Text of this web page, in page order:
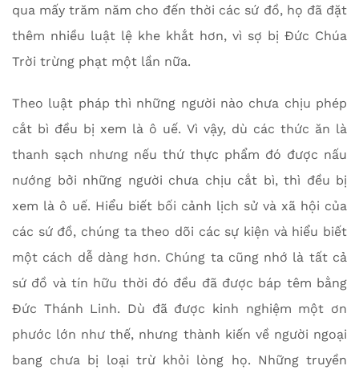
qua mấy trăm năm cho đến thời các sứ đồ, họ đã đặt
thêm nhiều luật lệ khe khắt hơn, vì sợ bị Đức Chúa
Trời trừng phạt một lần nữa.
Theo luật pháp thì những người nào chưa chịu phép
cắt bì đều bị xem là ô uế. Vì vậy, dù các thức ăn là
thanh sạch nhưng nếu thứ thực phẩm đó được nấu
nướng bởi những người chưa chịu cắt bì, thì đều bị
xem là ô uế. Hiểu biết bối cảnh lịch sử và xã hội của
các sứ đồ, chúng ta theo dõi các sự kiện và hiểu biết
một cách dễ dàng hơn. Chúng ta cũng nhớ là tất cả
sứ đồ và tín hữu thời đó đều đã được báp têm bằng
Đức Thánh Linh. Dù đã được kinh nghiệm một ơn
phước lớn như thế, nhưng thành kiến về người ngoại
bang chưa bị loại trừ khỏi lòng họ. Những truyền